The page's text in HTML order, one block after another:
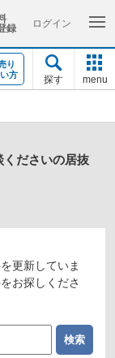
録
ログイン
り
方
探す menu
くださいの居抜
更新していま
お探しくださ